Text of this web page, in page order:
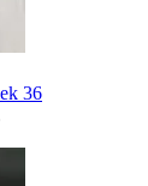
36